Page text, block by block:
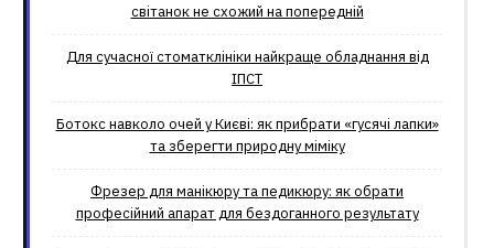
світанок не схожий на попередній
Для сучасної стоматклініки найкраще обладнання від
ІПСТ
Ботокс навколо очей у Києві: як прибрати «гусячі лапки»
та зберегти природну міміку
Фрезер для манікюру та педикюру: як обрати
професійний апарат для бездоганного результату